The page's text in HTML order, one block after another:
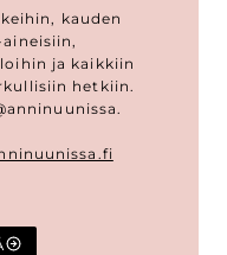
kauden
ja kaikkiin
hetkiin.